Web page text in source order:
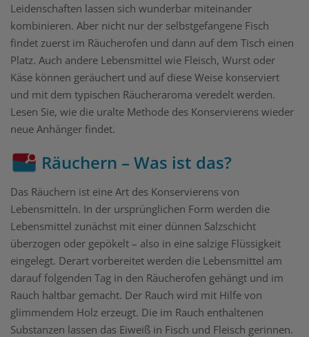
Leidenschaften lassen sich wunderbar miteinander
kombinieren. Aber nicht nur der selbstgefangene Fisch
findet zuerst im Räucherofen und dann auf dem Tisch einen
Platz. Auch andere Lebensmittel wie Fleisch, Wurst oder
Käse können geräuchert und auf diese Weise konserviert
und mit dem typischen Räucheraroma veredelt werden.
Lesen Sie, wie die uralte Methode des Konservierens wieder
neue Anhänger findet.
Räuchern – Was ist das?
Das Räuchern ist eine Art des Konservierens von
Lebensmitteln. In der ursprünglichen Form werden die
Lebensmittel zunächst mit einer dünnen Salzschicht
überzogen oder gepökelt – also in eine salzige Flüssigkeit
eingelegt. Derart vorbereitet werden die Lebensmittel am
darauf folgenden Tag in den Räucherofen gehängt und im
Rauch haltbar gemacht. Der Rauch wird mit Hilfe von
glimmendem Holz erzeugt. Die im Rauch enthaltenen
Substanzen lassen das Eiweiß in Fisch und Fleisch gerinnen.